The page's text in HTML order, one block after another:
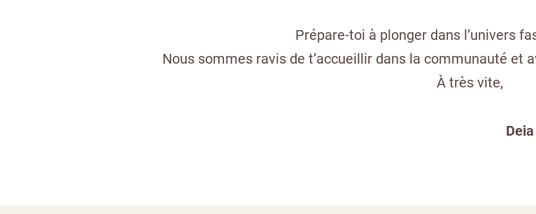
Prépare-toi à plonger dans l’univers
Nous sommes ravis de t’accueillir dans la communauté et
À très vite,